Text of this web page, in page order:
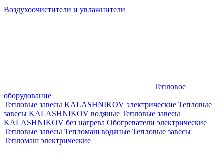
Воздухоочистители и увлажнители
Тепловое
оборудование
Тепловые завесы KALASHNIKOV электрические Тепловые
завесы KALASHNIKOV водяные Тепловые завесы
KALASHNIKOV без нагрева Обогреватели электрические
Тепловые завесы Тепломаш водяные Тепловые завесы
Тепломаш электрические